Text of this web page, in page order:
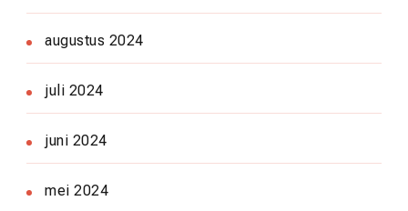
augustus 2024
juli 2024
juni 2024
mei 2024